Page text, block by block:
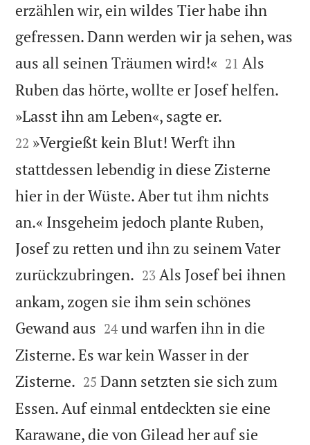
erzählen wir, ein wildes Tier habe ihn
gefressen. Dann werden wir ja sehen, was
aus all seinen Träumen wird!« 

21 Als
Ruben das hörte, wollte er Josef helfen.
»Lasst ihn am Leben«, sagte er.
22 »Vergießt kein Blut! Werft ihn
stattdessen lebendig in diese Zisterne
hier in der Wüste. Aber tut ihm nichts
an.« Insgeheim jedoch plante Ruben,
Josef zu retten und ihn zu seinem Vater
zurückzubringen. 

23 Als Josef bei ihnen
ankam, zogen sie ihm sein schönes
Gewand aus 

24 und warfen ihn in die
Zisterne. Es war kein Wasser in der
Zisterne. 

25 Dann setzten sie sich zum
Essen. Auf einmal entdeckten sie eine
Karawane, die von Gilead her auf sie